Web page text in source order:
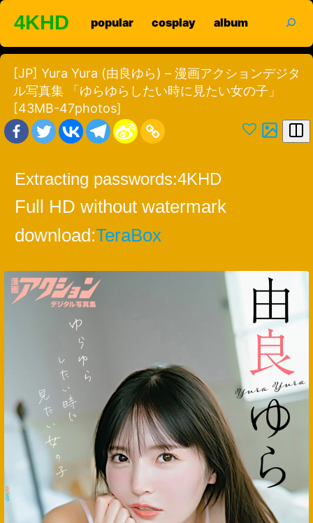
Skip
content
4KHD popular cosplay album
[JP] Yura Yura (由良ゆら) – 漫画アクションデジタ
ル写真集 「ゆらゆらしたい時に見たい女の子」
[43MB-47photos]
Extracting passwords:4KHD
Full HD without watermark
download:TeraBox